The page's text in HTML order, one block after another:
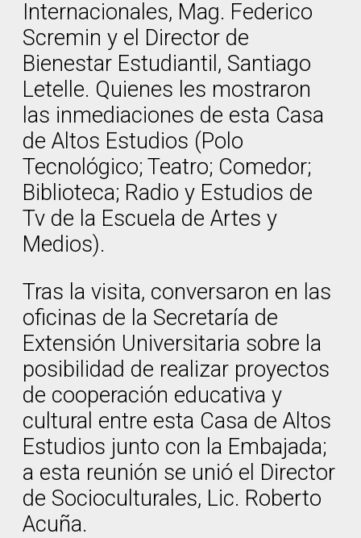
Internacionales, Mag. Federico
Scremin y el Director de
Bienestar Estudiantil, Santiago
Letelle. Quienes les mostraron
las inmediaciones de esta Casa
de Altos Estudios (Polo
Tecnológico; Teatro; Comedor;
Biblioteca; Radio y Estudios de
Tv de la Escuela de Artes y
Medios).
Tras la visita, conversaron en las
oficinas de la Secretaría de
Extensión Universitaria sobre la
posibilidad de realizar proyectos
de cooperación educativa y
cultural entre esta Casa de Altos
Estudios junto con la Embajada;
a esta reunión se unió el Director
de Socioculturales, Lic. Roberto
Acuña.